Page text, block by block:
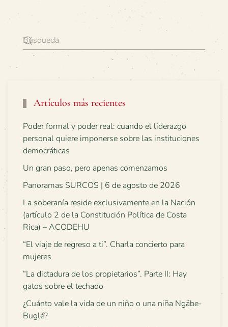
Artículos más recientes
Poder formal y poder real: cuando el liderazgo
personal quiere imponerse sobre las instituciones
democráticas
Un gran paso, pero apenas comenzamos
Panoramas SURCOS | 6 de agosto de 2026
La soberanía reside exclusivamente en la Nación
(artículo 2 de la Constitución Política de Costa
Rica) – ACODEHU
“El viaje de regreso a ti”. Charla concierto para
mujeres
“La dictadura de los propietarios”. Parte II: Hay
gatos sobre el techado
¿Cuánto vale la vida de un niño o una niña Ngäbe-
Buglé?